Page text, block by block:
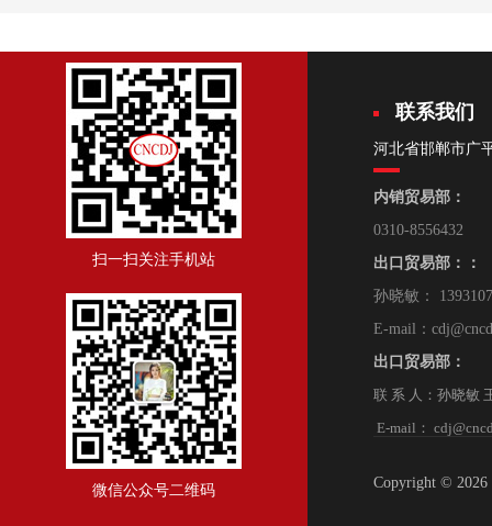
扫一扫关注手机站
微信公众号二维码
联系我们
河北省邯郸市广
内销贸易部：
0310-8556432
出口贸易部：：
孙晓敏：
E-mail：
出口贸易部：
联 系 人：孙晓敏
E-mail：
Copyright ©